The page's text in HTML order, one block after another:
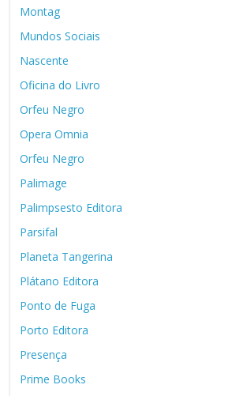
Montag
Mundos Sociais
Nascente
Oficina do Livro
Orfeu Negro
Opera Omnia
Orfeu Negro
Palimage
Palimpsesto Editora
Parsifal
Planeta Tangerina
Plátano Editora
Ponto de Fuga
Porto Editora
Presença
Prime Books